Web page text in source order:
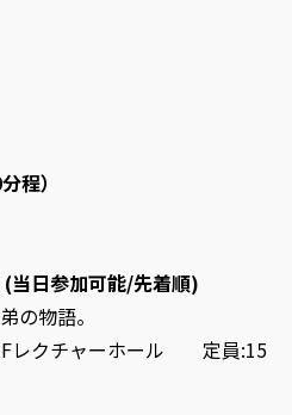
程）
(当日参加可能/先着順)
の物語。
レクチャーホール 定員:15